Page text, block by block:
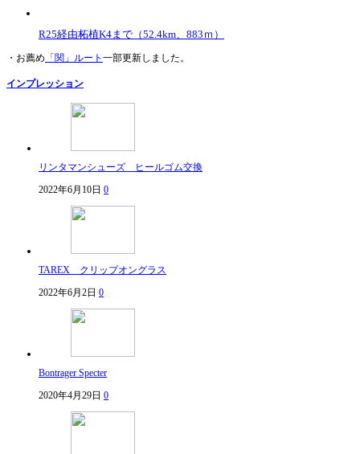
R25経由柘植K4まで（52.4km、883ｍ）
・お薦め 「関」ルート 一部更新しました。
インプレッション
リンタマンシューズ ヒールゴム交換
2022年6月10日 0
TAREX クリップオングラス
2022年6月2日 0
Bontrager Specter
2020年4月29日 0